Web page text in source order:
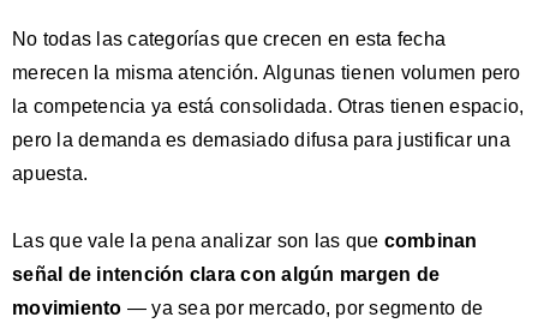
No todas las categorías que crecen en esta fecha
merecen la misma atención. Algunas tienen volumen pero
la competencia ya está consolidada. Otras tienen espacio,
pero la demanda es demasiado difusa para justificar una
apuesta.
Las que vale la pena analizar son las que combinan
señal de intención clara con algún margen de
movimiento — ya sea por mercado, por segmento de